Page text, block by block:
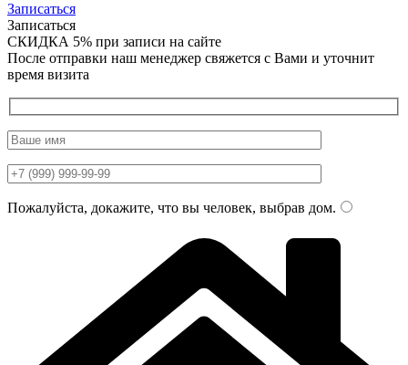
Записаться
Записаться
СКИДКА 5% при записи на сайте
После отправки наш менеджер свяжется с Вами и уточнит
время визита
Пожалуйста, докажите, что вы человек, выбрав дом.